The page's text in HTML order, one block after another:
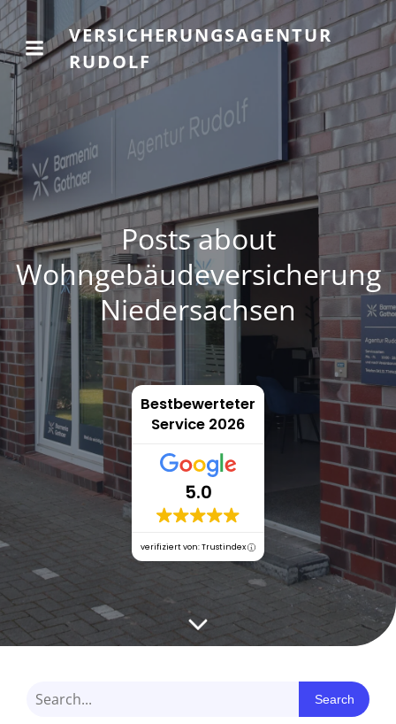
VERSICHERUNGSAGENTUR
RUDOLF
Posts about
Wohngebäudeversicherung
Niedersachsen
Bestbewerteter
Service 2026
5.0
verifiziert von: Trustindex
Search